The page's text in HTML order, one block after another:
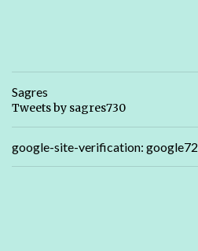
Sagres
Tweets by sagres730
google-site-verification: